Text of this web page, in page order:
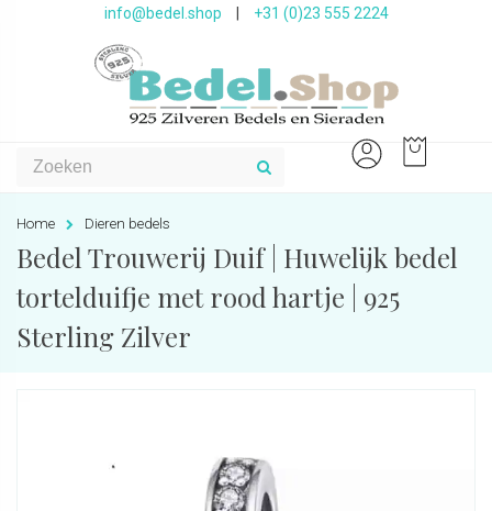
info@bedel.shop +31 (0)23 555 2224
Home Dieren bedels
Bedel Trouwerij Duif | Huwelijk bedel
tortelduifje met rood hartje | 925
Sterling Zilver